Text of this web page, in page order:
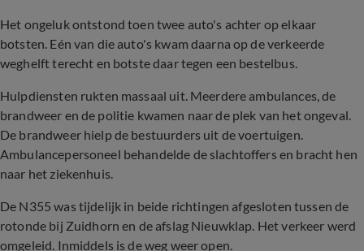
Het ongeluk ontstond toen twee auto's achter op elkaar
botsten. Eén van die auto's kwam daarna op de verkeerde
weghelft terecht en botste daar tegen een bestelbus.
Hulpdiensten rukten massaal uit. Meerdere ambulances, de
brandweer en de politie kwamen naar de plek van het ongeval.
De brandweer hielp de bestuurders uit de voertuigen.
Ambulancepersoneel behandelde de slachtoffers en bracht hen
naar het ziekenhuis.
De N355 was tijdelijk in beide richtingen afgesloten tussen de
rotonde bij Zuidhorn en de afslag Nieuwklap. Het verkeer werd
omgeleid. Inmiddels is de weg weer open.